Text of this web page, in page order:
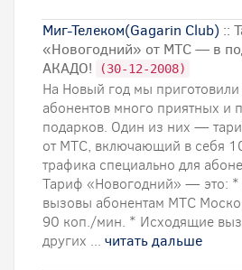
Миг-Телеком(Gagarin Club) ::
«Новогодний» от МТС — в
АКАДО!
(30-12-2008)
На Новый год мы
абонентов много приятных и
подарков. Один из них —
от МТС, включающий в себя
трафика специально для
Тариф «Новогодний» — это:
вызовы абонентам МТС
90 коп./мин. * Исходящие
других ... читать дальше